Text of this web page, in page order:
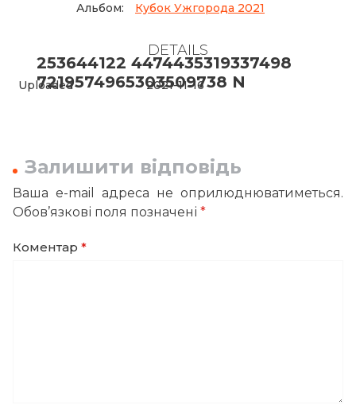
253644122 4474435319337498
7219574965303509738 N
Альбом: Кубок Ужгорода 2021
DETAILS
Uploaded 2021-11-16
Залишити відповідь
Ваша e-mail адреса не оприлюднюватиметься.
Обов’язкові поля позначені *
Коментар *